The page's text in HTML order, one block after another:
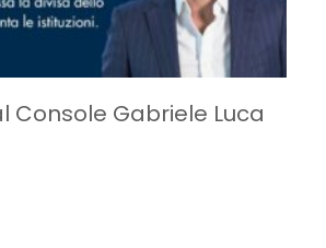
Console Gabriele Luca